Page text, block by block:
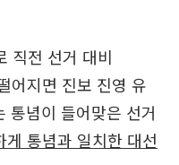
직전 선거 대비
어지면 진보 진영 유
통념이 들어맞은 선거
통념과 일치한 대선